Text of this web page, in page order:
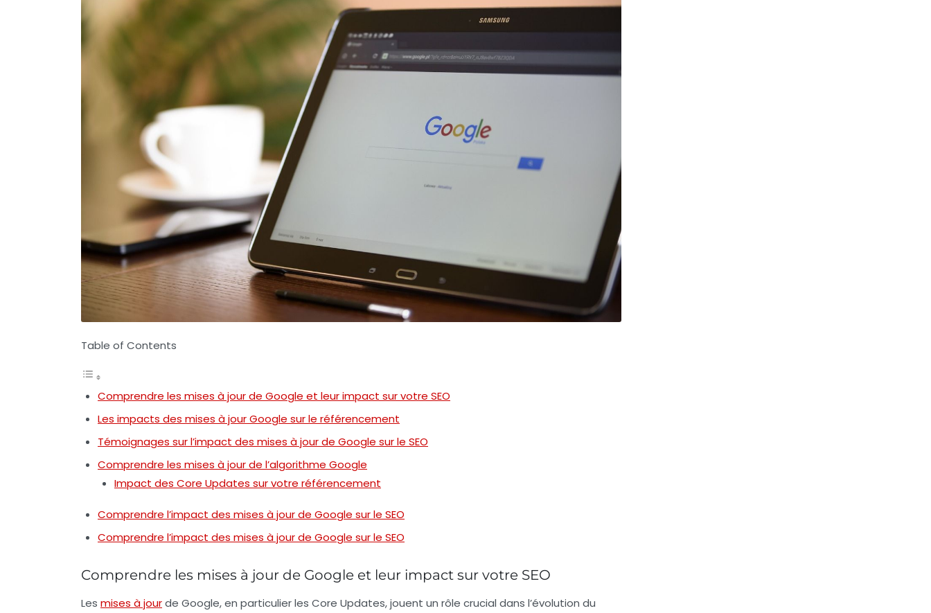
Table of Contents
Comprendre les mises à jour de Google et leur impact sur votre SEO
Les impacts des mises à jour Google sur le référencement
Témoignages sur l’impact des mises à jour de Google sur le SEO
Comprendre les mises à jour de l’algorithme Google
Impact des Core Updates sur votre référencement
Comprendre l’impact des mises à jour de Google sur le SEO
Comprendre l’impact des mises à jour de Google sur le SEO
Comprendre les mises à jour de Google et leur impact sur votre SEO
Les mises à jourde Google, en particulier les Core Updates, jouent un rôle crucial dans l’évolution du